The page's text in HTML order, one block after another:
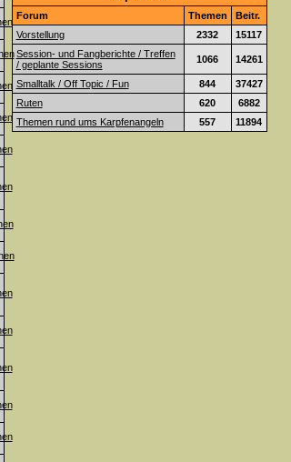
Forum Themen
Beitr.
Vorstellung
2332
15117
Session- und Fangberichte / Treffen
/ geplante Sessions
1066 14261
Smalltalk / Off Topic / Fun 844
37427
Ruten
620
6882
Themen rund ums Karpfenangeln
557 11894